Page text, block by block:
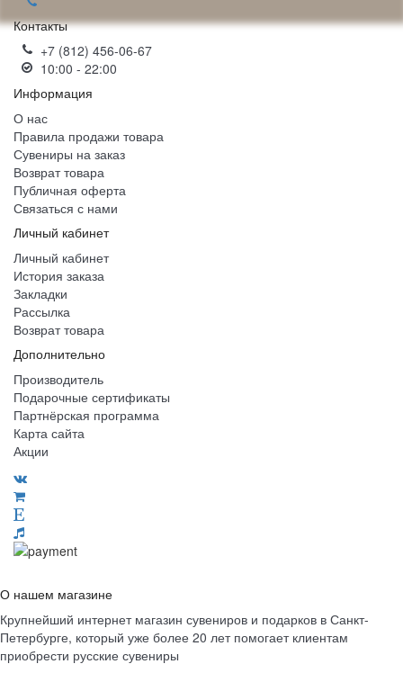
Контакты
+7 (812) 456-06-67
10:00 - 22:00
Информация
О нас
Правила продажи товара
Сувениры на заказ
Возврат товара
Публичная оферта
Связаться с нами
Личный кабинет
Личный кабинет
История заказа
Закладки
Рассылка
Возврат товара
Дополнительно
Производитель
Подарочные сертификаты
Партнёрская программа
Карта сайта
Акции
О нашем магазине
Крупнейший интернет магазин сувениров и подарков в Санкт-
Петербурге, который уже более 20 лет помогает клиентам
приобрести русские сувениры